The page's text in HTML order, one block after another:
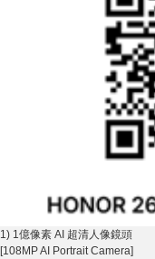
1) 1億像素 AI 超清人像鏡頭
[108MP AI Portrait Camera]